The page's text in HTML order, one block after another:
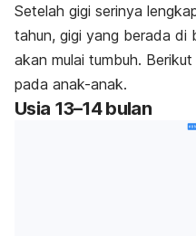
Setelah gigi serinya
tahun, gigi yang berada di
akan mulai tumbuh.
pada anak-anak.
Usia 13–14 bulan